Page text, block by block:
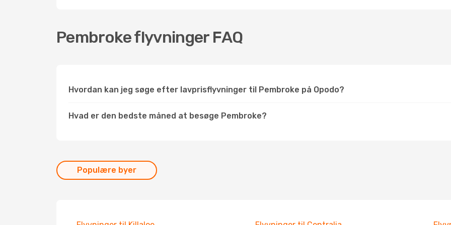
Pembroke flyvninger FAQ
Hvordan kan jeg søge efter lavprisflyvninger til Pembroke på Opodo?
Hvad er den bedste måned at besøge Pembroke?
Populære byer